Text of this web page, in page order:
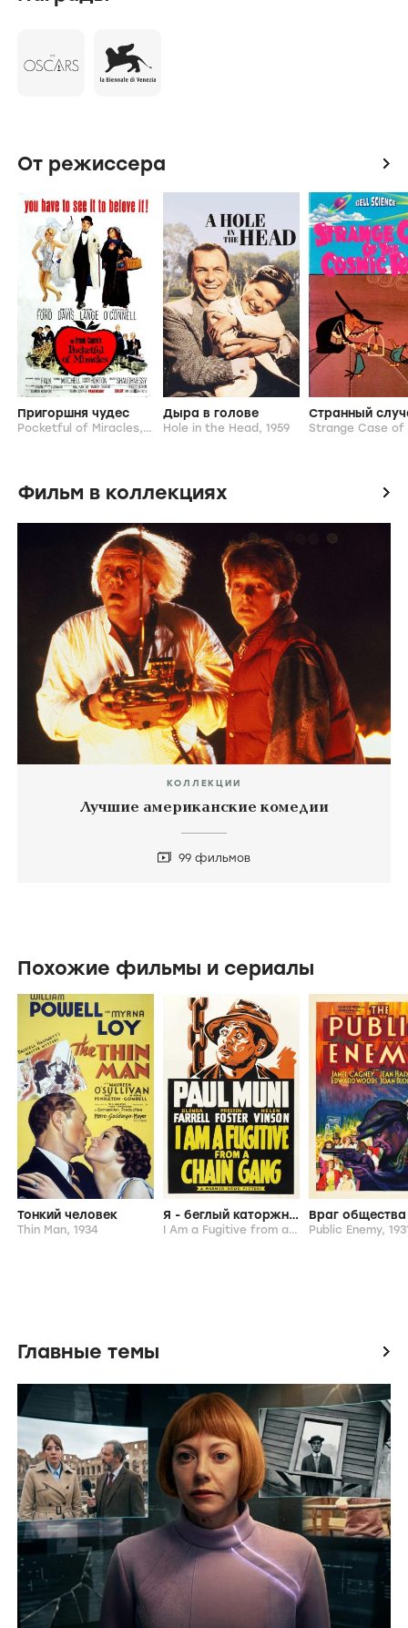
приведут ее и, конечно же, самого Дидса эти
шутливые газетные репортажи...
От режиссера icon
Пригоршня чудес
Pocketful of Miracles,1961
Дыра в голове
Hole in the Head, 1959
Фильм в коллекциях icon
КОЛЛЕКЦИИ
Лучшие американские комедии
99 фильмов
Похожие фильмы и сериалы
Тонкий человек
Thin Man, 1934
Я - беглый каторжник
I Am a Fugitive from a Chain Gang, 1932
Враг общества
Public Enemy,
Главные темы icon